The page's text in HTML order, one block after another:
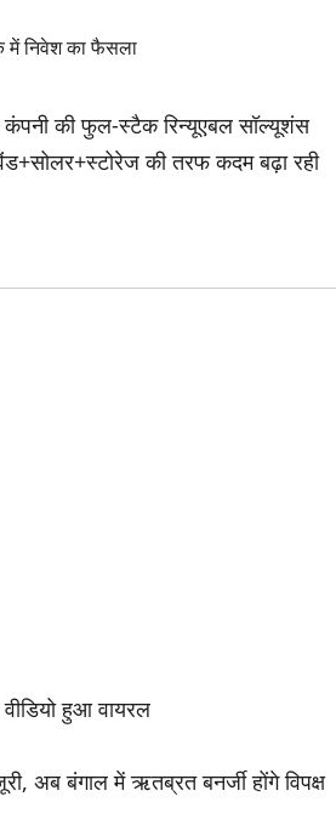
की फुल-स्टैक रिन्यूएबल सॉल्यूशंस
की तरफ कदम बढ़ा रही
हुआ वायरल
अब बंगाल में ऋतब्रत बनर्जी होंगे विपक्ष